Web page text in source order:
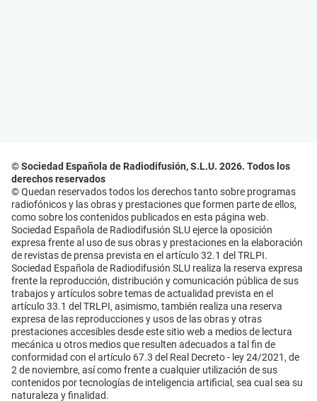
© Sociedad Española de Radiodifusión, S.L.U. 2026. Todos los
derechos reservados
© Quedan reservados todos los derechos tanto sobre programas
radiofónicos y las obras y prestaciones que formen parte de ellos,
como sobre los contenidos publicados en esta página web.
Sociedad Española de Radiodifusión SLU ejerce la oposición
expresa frente al uso de sus obras y prestaciones en la elaboración
de revistas de prensa prevista en el artículo 32.1 del TRLPI.
Sociedad Española de Radiodifusión SLU realiza la reserva expresa
frente la reproducción, distribución y comunicación pública de sus
trabajos y artículos sobre temas de actualidad prevista en el
artículo 33.1 del TRLPI, asimismo, también realiza una reserva
expresa de las reproducciones y usos de las obras y otras
prestaciones accesibles desde este sitio web a medios de lectura
mecánica u otros medios que resulten adecuados a tal fin de
conformidad con el artículo 67.3 del Real Decreto - ley 24/2021, de
2 de noviembre, así como frente a cualquier utilización de sus
contenidos por tecnologías de inteligencia artificial, sea cual sea su
naturaleza y finalidad.